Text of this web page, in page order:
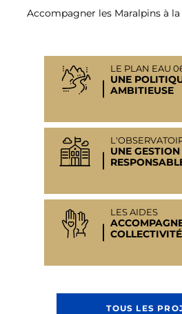
LE PLAN EAU
UNE
AMBITIEUSE
UNE GESTION
LES AIDES
Accompagner les Maralpins à
TOUS LES